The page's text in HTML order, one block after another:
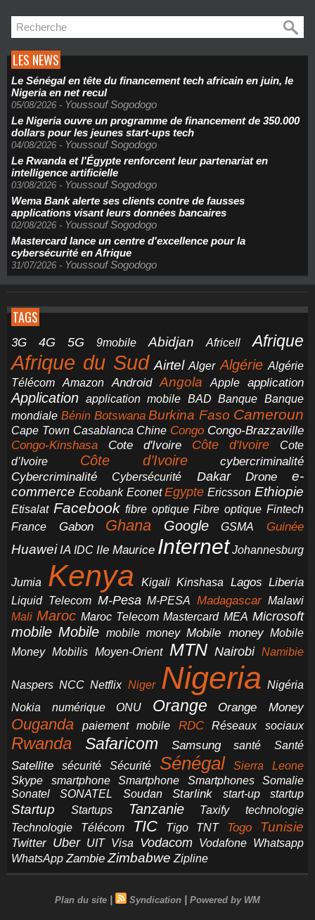
LES NEWS
Le Sénégal en tête du financement tech africain en juin, le
Nigeria en net recul
05/08/2026 - Youssouf Sogodogo
Le Nigeria ouvre un programme de financement de 350.000
dollars pour les jeunes start-ups tech
04/08/2026 - Youssouf Sogodogo
Le Rwanda et l'Égypte renforcent leur partenariat en
intelligence artificielle
03/08/2026 - Youssouf Sogodogo
Wema Bank alerte ses clients contre de fausses
applications visant leurs données bancaires
02/08/2026 - Youssouf Sogodogo
Mastercard lance un centre d'excellence pour la
cybersécurité en Afrique
31/07/2026 - Youssouf Sogodogo
TAGS
3G 4G 5G 9mobile Abidjan Africell Afrique
Afrique du Sud Airtel Alger Algérie Algérie
Télécom
Amazon Android Angola Apple application
Application application mobile BAD Banque Banque
mondiale Bénin Botswana Burkina Faso Cameroun
Cape Town Casablanca Chine Congo Congo-Brazzaville
Congo-Kinshasa Cote d'Ivoire Côte d'Ivoire
Cote
d’Ivoire
Côte d’Ivoire
cybercriminalité
Cybercriminalité
Cybersécurité Dakar Drone
e-
commerce Ecobank Econet Egypte Ericsson Ethiopie
Etisalat Facebook fibre optique Fibre optique Fintech
France
Gabon Ghana Google GSMA Guinée
Huawei IA IDC Ile Maurice Internet Johannesburg
Jumia Kenya Kigali Kinshasa Lagos Liberia
Liquid Telecom M-Pesa M-PESA Madagascar Malawi
Mali Maroc Maroc Telecom Mastercard MEA Microsoft
mobile Mobile mobile money Mobile money Mobile
Money Mobilis Moyen-Orient MTN Nairobi Namibie
Naspers NCC Netflix Niger Nigeria Nigéria
Nokia
numérique ONU Orange Orange Money
Ouganda paiement mobile RDC Réseaux sociaux
Rwanda Safaricom Samsung santé Santé
Satellite sécurité Sécurité Sénégal
Sierra Leone
Skype
smartphone Smartphone Smartphones
Somalie
Sonatel
SONATEL Soudan Starlink start-up startup
Startup Startups Tanzanie Taxify
technologie
Technologie
Télécom TIC Tigo TNT Togo Tunisie
Twitter Uber UIT Visa Vodacom Vodafone Whatsapp
WhatsApp Zambie Zimbabwe Zipline
Plan du site | Syndication | Powered by WM